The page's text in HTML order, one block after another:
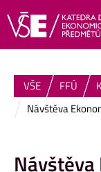
VŠE FFÚ
Návštěva